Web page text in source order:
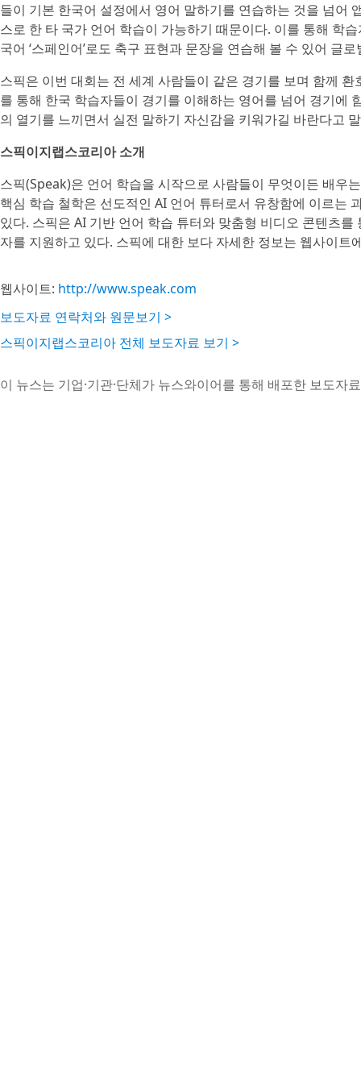
들이 기본 한국어 설정에서 영어 말하기를 연습하는 것을 넘어
스로 한 타 국가 언어 학습이 가능하기 때문이다. 이를 통해 학
국어 ‘스페인어’로도 축구 표현과 문장을 연습해 볼 수 있어 글
스픽은 이번 대회는 전 세계 사람들이 같은 경기를 보며 함께
를 통해 한국 학습자들이 경기를 이해하는 영어를 넘어 경기에
의 열기를 느끼면서 실전 말하기 자신감을 키워가길 바란다고
스픽이지랩스코리아 소개
스픽(Speak)은 언어 학습을 시작으로 사람들이 무엇이든 배우
핵심 학습 철학은 선도적인 AI 언어 튜터로서 유창함에 이르는
있다. 스픽은 AI 기반 언어 학습 튜터와 맞춤형 비디오 콘텐츠
자를 지원하고 있다. 스픽에 대한 보다 자세한 정보는 웹사이트
웹사이트: http://www.speak.com
보도자료 연락처와 원문보기 >
스픽이지랩스코리아 전체 보도자료 보기 >
이 뉴스는 기업·기관·단체가 뉴스와이어를 통해 배포한 보도자